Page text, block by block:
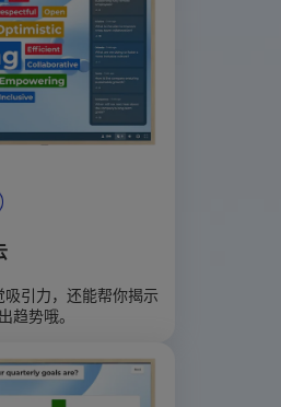
引力，还能帮你揭示
趋势哦。